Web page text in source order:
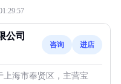
公司
咨询 进店
海市奉贤区，主营宝